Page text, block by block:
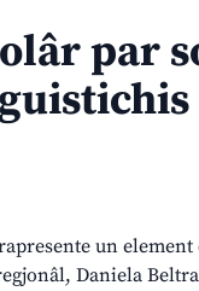
par
un
Daniela